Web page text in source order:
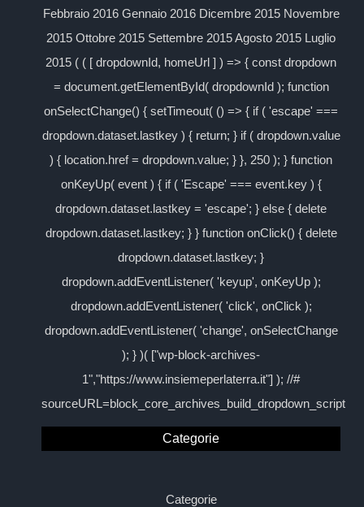
Febbraio 2016 Gennaio 2016 Dicembre 2015 Novembre
2015 Ottobre 2015 Settembre 2015 Agosto 2015 Luglio
2015 ( ( [ dropdownId, homeUrl ] ) => { const dropdown
= document.getElementById( dropdownId ); function
onSelectChange() { setTimeout( () => { if ( 'escape' ===
dropdown.dataset.lastkey ) { return; } if ( dropdown.value
) { location.href = dropdown.value; } }, 250 ); } function
onKeyUp( event ) { if ( 'Escape' === event.key ) {
dropdown.dataset.lastkey = 'escape'; } else { delete
dropdown.dataset.lastkey; } } function onClick() { delete
dropdown.dataset.lastkey; }
dropdown.addEventListener( 'keyup', onKeyUp );
dropdown.addEventListener( 'click', onClick );
dropdown.addEventListener( 'change', onSelectChange
); } )( ["wp-block-archives-
1","https://www.insiemeperlaterra.it"] ); //#
sourceURL=block_core_archives_build_dropdown_script
Categorie
Categorie